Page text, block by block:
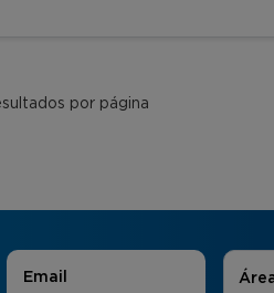
por página
E-mail Áreas